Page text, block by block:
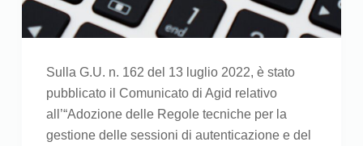
Sulla G.U. n. 162 del 13 luglio 2022, è stato
pubblicato il Comunicato di Agid relativo
all’“Adozione delle Regole tecniche per la
gestione delle sessioni di autenticazione e del